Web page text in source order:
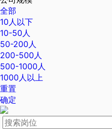
全部
10人以下
10-50人
50-200人
200-500人
500-1000人
1000人以上
重置
确定